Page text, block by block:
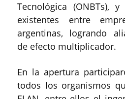
Tecnológica (ONBTs),
existentes entre
argentinas, logrando
de efecto multiplicador.
En la apertura
todos los organismos